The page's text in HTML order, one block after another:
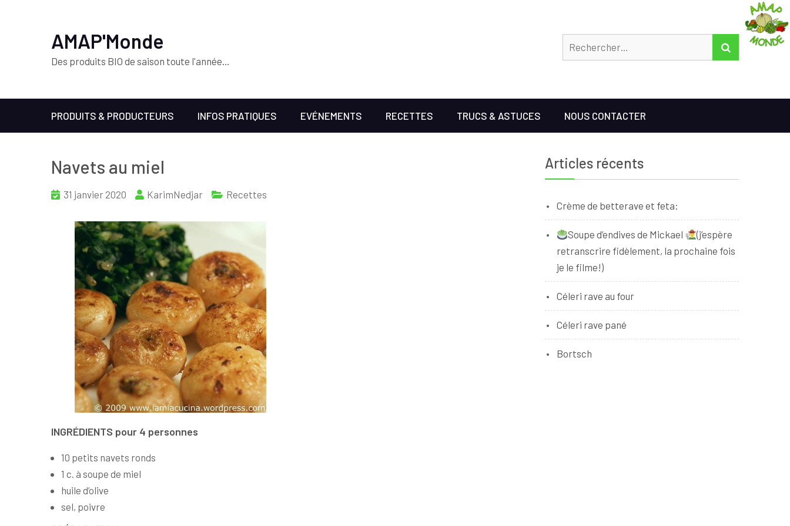
AMAP'Monde
Des produits BIO de saison toute l'année…
RECHERCHER
PRODUITS & PRODUCTEURS INFOS PRATIQUES EVÉNEMENTS RECETTES TRUCS & ASTUCES NOUS CONTACTER
Navets au miel
31 janvier 2020 KarimNedjar Recettes
INGRÉDIENTS pour 4 personnes
10 petits navets ronds
1 c. à soupe de miel
huile d’olive
sel, poivre
Articles récents
Crème de betterave et feta:
Soupe d’endives de Mickael
(j’espère
retranscrire fidèlement, la prochaine fois
je le filme!)
Céleri rave au four
Céleri rave pané
Bortsch